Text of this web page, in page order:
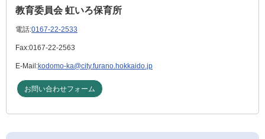
教育委員会 虹いろ保育所
電話:0167-22-2533
Fax:0167-22-2563
E-Mail:kodomo-ka@city.furano.hokkaido.jp
お問い合わせフォーム